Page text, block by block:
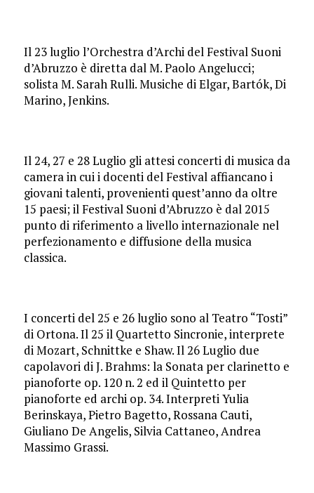
Il 23 luglio l’Orchestra d’Archi del Festival Suoni
d’Abruzzo è diretta dal M. Paolo Angelucci;
solista M. Sarah Rulli. Musiche di Elgar, Bartók, Di
Marino, Jenkins.
Il 24, 27 e 28 Luglio gli attesi concerti di musica da
camera in cui i docenti del Festival affiancano i
giovani talenti, provenienti quest’anno da oltre
15 paesi; il Festival Suoni d’Abruzzo è dal 2015
punto di riferimento a livello internazionale nel
perfezionamento e diffusione della musica
classica.
I concerti del 25 e 26 luglio sono al Teatro “Tosti”
di Ortona. Il 25 il Quartetto Sincronie, interprete
di Mozart, Schnittke e Shaw. Il 26 Luglio due
capolavori di J. Brahms: la Sonata per clarinetto e
pianoforte op. 120 n. 2 ed il Quintetto per
pianoforte ed archi op. 34. Interpreti Yulia
Berinskaya, Pietro Bagetto, Rossana Cauti,
Giuliano De Angelis, Silvia Cattaneo, Andrea
Massimo Grassi.